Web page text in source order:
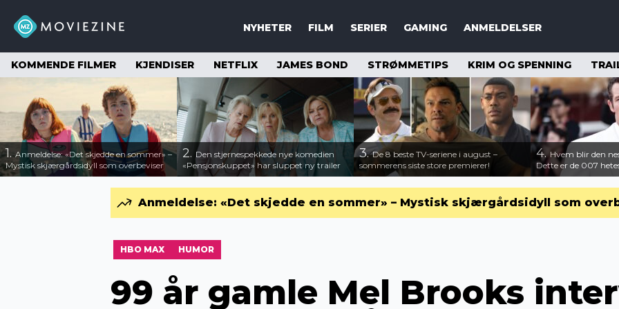
NYHETER FILM SERIER GAMING ANMELDELSER
KOMMENDE FILMER KJENDISER NETFLIX JAMES BOND STRØMMETIPS KRIM OG SPENNING
1.Anmeldelse: «Det skjedde en sommer» –
Mystisk skjærgårdsidyll som overbeviser
2. Den stjernespekkede nye komedien
«Pensjonskuppet» har sluppet ny trailer
3.De 8 beste TV-seriene i august –
sommerens siste store premierer!
4.Hvem blir den
Dette er de 007
Anmeldelse: «Det skjedde en sommer» – Mystisk skjærgårdsidyll som
HBO MAX HUMOR
99 år gamle Mel Brooks